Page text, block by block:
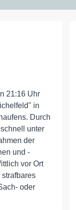
21:16 Uhr
in
Durch
unter
der
und -
vor Ort
oder